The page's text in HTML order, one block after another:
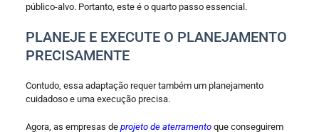
público-alvo. Portanto, este é o quarto passo essencial.
PLANEJE E EXECUTE O PLANEJAMENTO
PRECISAMENTE
Contudo, essa adaptação requer também um planejamento
cuidadoso e uma execução precisa.
Agora, as empresas de projeto de aterramentoque conseguirem